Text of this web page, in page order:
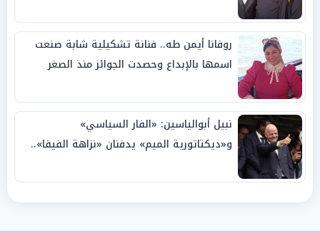
روفانا أيمن طه.. فنانة تشكيلية شابة صنعت
اسمها بالإبداع وحصدت الجوائز منذ الصغر
نبيل أبوالياسين: «الفار السياسي»
و«ديكتاتورية الميم» يدفنان «نزاهة الفيفا»..